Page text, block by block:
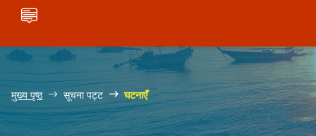
मुख्य पृष्ठ सूचना पट्ट घटनाएँ